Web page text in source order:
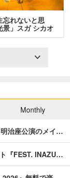
忘れないと思
景」スガ シカオ
Monthly
治座公演のメイ…
『FEST. INAZU…